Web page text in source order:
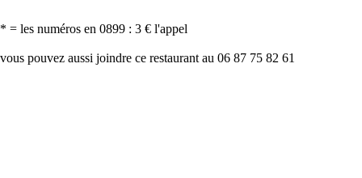
* = les numéros en 0899 : 3 € l'appel
vous pouvez aussi joindre ce restaurant au 06 87 75 82 61